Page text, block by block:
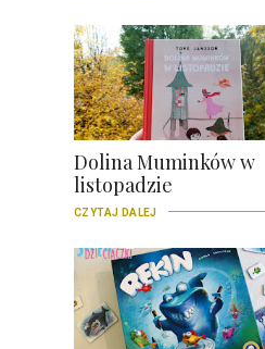
Dolina Muminków w
listopadzie
CZYTAJ DALEJ